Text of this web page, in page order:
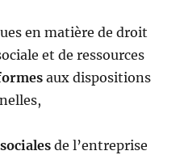
en matière de droit
et de ressources
aux dispositions
de l’entreprise